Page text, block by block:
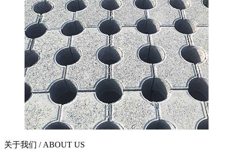
关于我们 / ABOUT US